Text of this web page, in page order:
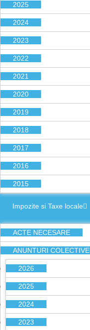
2025
2024
2023
2022
2021
2020
2019
2018
2017
2016
2015
Impozite si Taxe locale
ACTE NECESARE
ANUNTURI COLECTIVE
2026
2025
2024
2023